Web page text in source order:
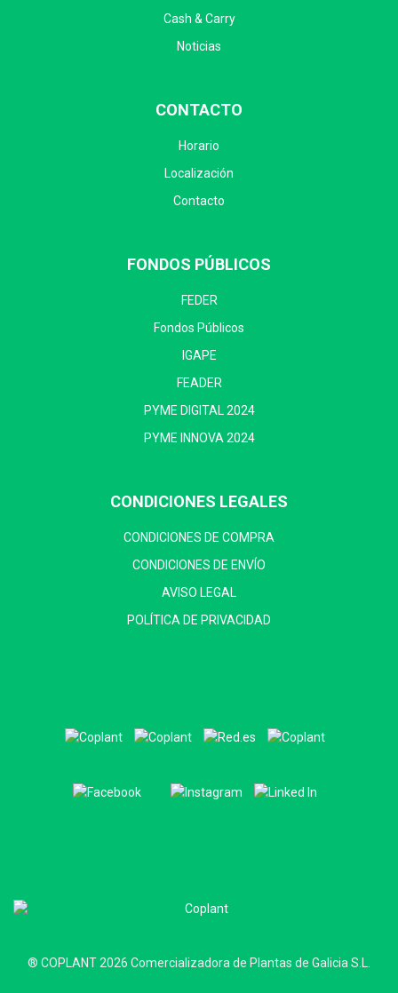
Cash & Carry
Noticias
CONTACTO
Horario
Localización
Contacto
FONDOS PÚBLICOS
FEDER
Fondos Públicos
IGAPE
FEADER
PYME DIGITAL 2024
PYME INNOVA 2024
CONDICIONES LEGALES
CONDICIONES DE COMPRA
CONDICIONES DE ENVÍO
AVISO LEGAL
POLÍTICA DE PRIVACIDAD
® COPLANT 2026 Comercializadora de Plantas de Galicia S.L.